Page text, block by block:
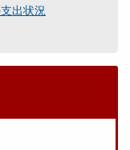
出状況